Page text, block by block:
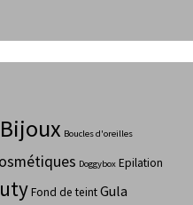
Bijoux Boucles d'oreilles
Doggybox Epilation
Fond de teintGula